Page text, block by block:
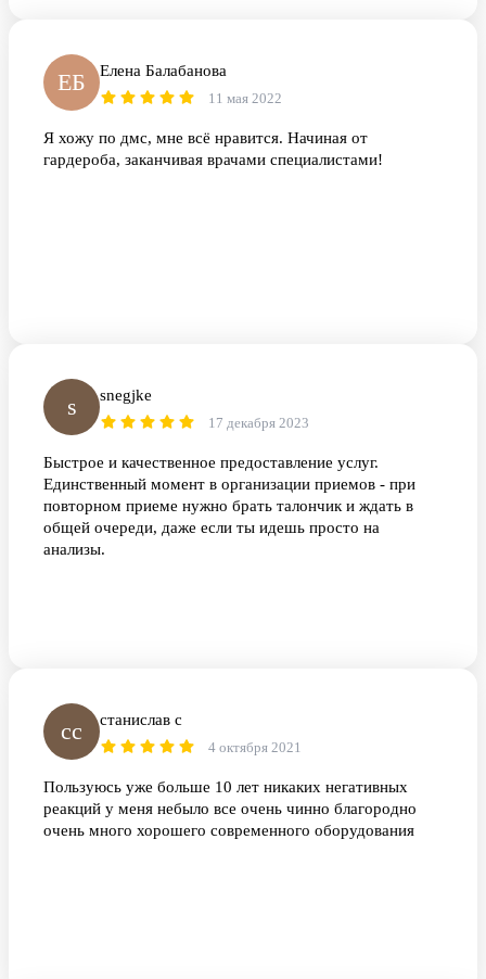
необходимости только к Горчаковой Л.по поводу
любых вмешательств. Рекомендую 100%.с уважением
Никитина Ирина. 12.06.23.хороший день, да ещё и
ЕБ Елена Балабанова
11 мая 2022
Я хожу по дмс, мне всё нравится. Начиная от
гардероба, заканчивая врачами специалистами!
s snegjke
17 декабря 2023
Быстрое и качественное предоставление услуг.
Единственный момент в организации приемов - при
повторном приеме нужно брать талончик и ждать в
общей очереди, даже если ты идешь просто на
анализы.
сс станислав с
4 октября 2021
Пользуюсь уже больше 10 лет никаких негативных
реакций у меня небыло все очень чинно благородно
очень много хорошего современного оборудования